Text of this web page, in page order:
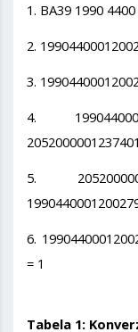
1. BA39 1990
2.
3.
4.
5.
6.
= 1
Tabela 1: